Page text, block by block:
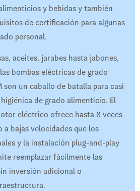
y bebidas y también
de certificación para algunas
personal.
aceites, jarabes hasta jabones,
bombas eléctricas de grado
son un caballo de batalla para casi
de grado alimenticio. El
eléctrico ofrece hasta 8 veces
bajas velocidades que los
y la instalación plug-and-play
reemplazar fácilmente las
inversión adicional o